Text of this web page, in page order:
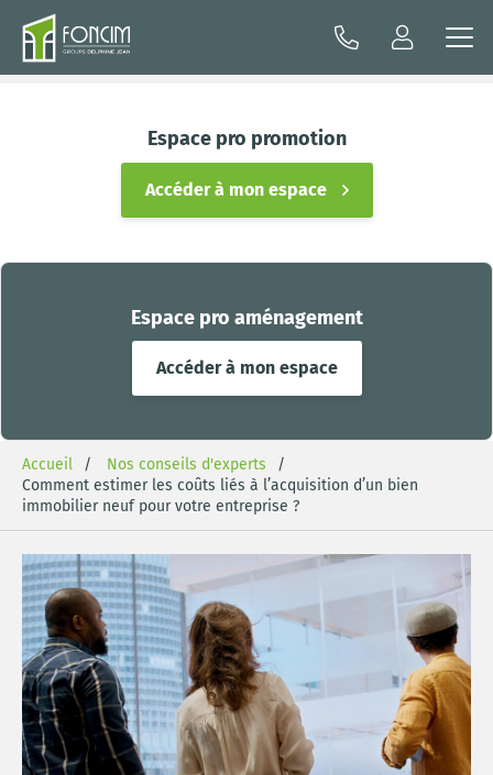
Espace pro aménagement
Accéder à mon espace
Espace pro promotion
Accéder à mon espace
Accueil
Nos conseils d'experts
Comment estimer les coûts liés à l’acquisition d’un bien
immobilier neuf pour votre entreprise ?